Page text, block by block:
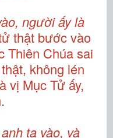
người ấy là
thật bước vào
Thiên Chúa sai
không lén
vị Mục Tử ấy,
ta vào, và